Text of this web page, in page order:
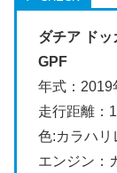
ダチア ド
GPF
年式：2019
走行距離：
色:カラハリ
エンジン：